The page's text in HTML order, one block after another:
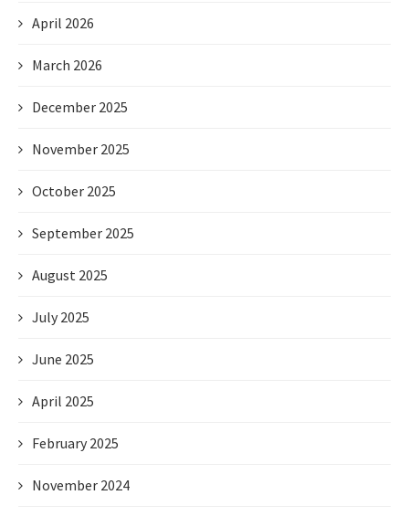
April 2026
March 2026
December 2025
November 2025
October 2025
September 2025
August 2025
July 2025
June 2025
April 2025
February 2025
November 2024